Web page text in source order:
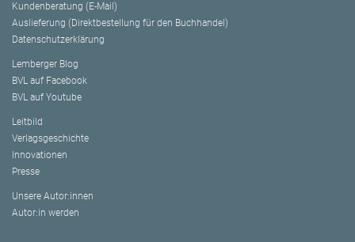
Kundenberatung (E-Mail)
Auslieferung (Direktbestellung für den Buchhandel)
Datenschutzerklärung
Lemberger Blog
BVL auf Facebook
BVL auf Youtube
Leitbild
Verlagsgeschichte
Innovationen
Presse
Unsere Autor:innen
Autor:in werden